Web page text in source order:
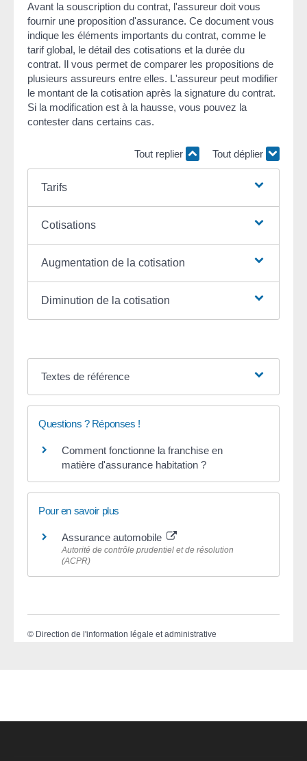
Avant la souscription du contrat, l'assureur doit vous
fournir une proposition d'assurance. Ce document vous
indique les éléments importants du contrat, comme le
tarif global, le détail des cotisations et la durée du
contrat. Il vous permet de comparer les propositions de
plusieurs assureurs entre elles. L'assureur peut modifier
le montant de la cotisation après la signature du contrat.
Si la modification est à la hausse, vous pouvez la
contester dans certains cas.
Tout replier Tout déplier
Tarifs
Cotisations
Augmentation de la cotisation
Diminution de la cotisation
Textes de référence
Questions ? Réponses !
Comment fonctionne la franchise en
matière d'assurance habitation ?
Pour en savoir plus
Assurance automobile
Autorité de contrôle prudentiel et de résolution
(ACPR)
© Direction de l'information légale et administrative